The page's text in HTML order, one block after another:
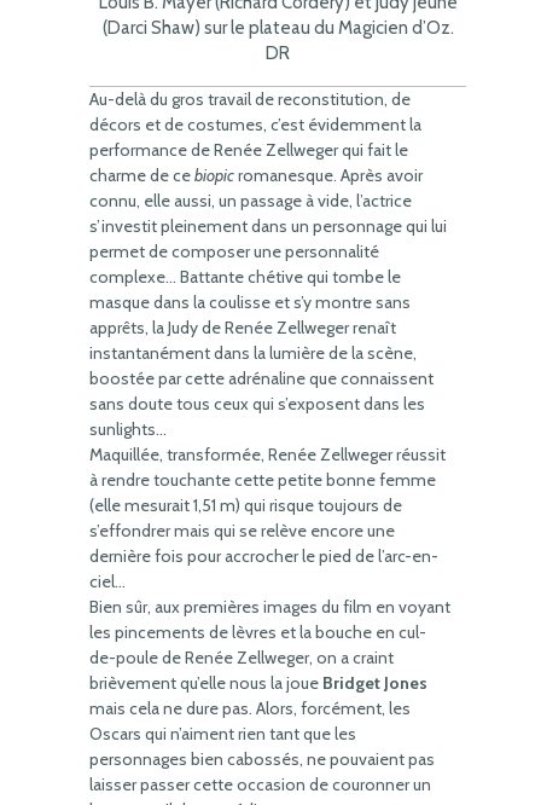
(Darci Shaw) sur le plateau du Magicien d’Oz.
DR
Au-delà du gros travail de reconstitution, de
décors et de costumes, c’est évidemment la
performance de Renée Zellweger qui fait le
charme de cebiopicromanesque. Après avoir
connu, elle aussi, un passage à vide, l’actrice
s’investit pleinement dans un personnage qui lui
permet de composer une personnalité
complexe… Battante chétive qui tombe le
masque dans la coulisse et s’y montre sans
apprêts, la Judy de Renée Zellweger renaît
instantanément dans la lumière de la scène,
boostée par cette adrénaline que connaissent
sans doute tous ceux qui s’exposent dans les
sunlights…
Maquillée, transformée, Renée Zellweger réussit
à rendre touchante cette petite bonne femme
(elle mesurait 1,51 m) qui risque toujours de
s’effondrer mais qui se relève encore une
dernière fois pour accrocher le pied de l’arc-en-
ciel…
Bien sûr, aux premières images du film en voyant
les pincements de lèvres et la bouche en cul-
de-poule de Renée Zellweger, on a craint
brièvement qu’elle nous la joue Bridget Jones
mais cela ne dure pas. Alors, forcément, les
Oscars qui n’aiment rien tant que les
personnages bien cabossés, ne pouvaient pas
laisser passer cette occasion de couronner un